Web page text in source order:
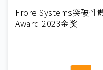
Frore Systems突破性
Award 2023金奖